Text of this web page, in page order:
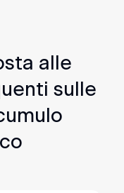
alle
sulle